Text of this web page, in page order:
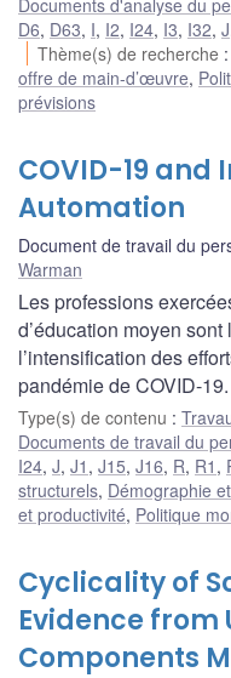
D6, D63, I, I2, I24, I3, I32, J
Thème(s) de recherche :
offre de main-d’œuvre,
prévisions
COVID-19
Automation
Document de travail du
Warman
Les professions
d’éducation moyen
l’intensification des
pandémie de COVID-19.
Type(s) de contenu :
Documents de travail du
I24, J, J1 , J15, J16, R, R1 ,
structurels, Démographie
et productivité, Politique
Cyclicality of
Evidence from
Components